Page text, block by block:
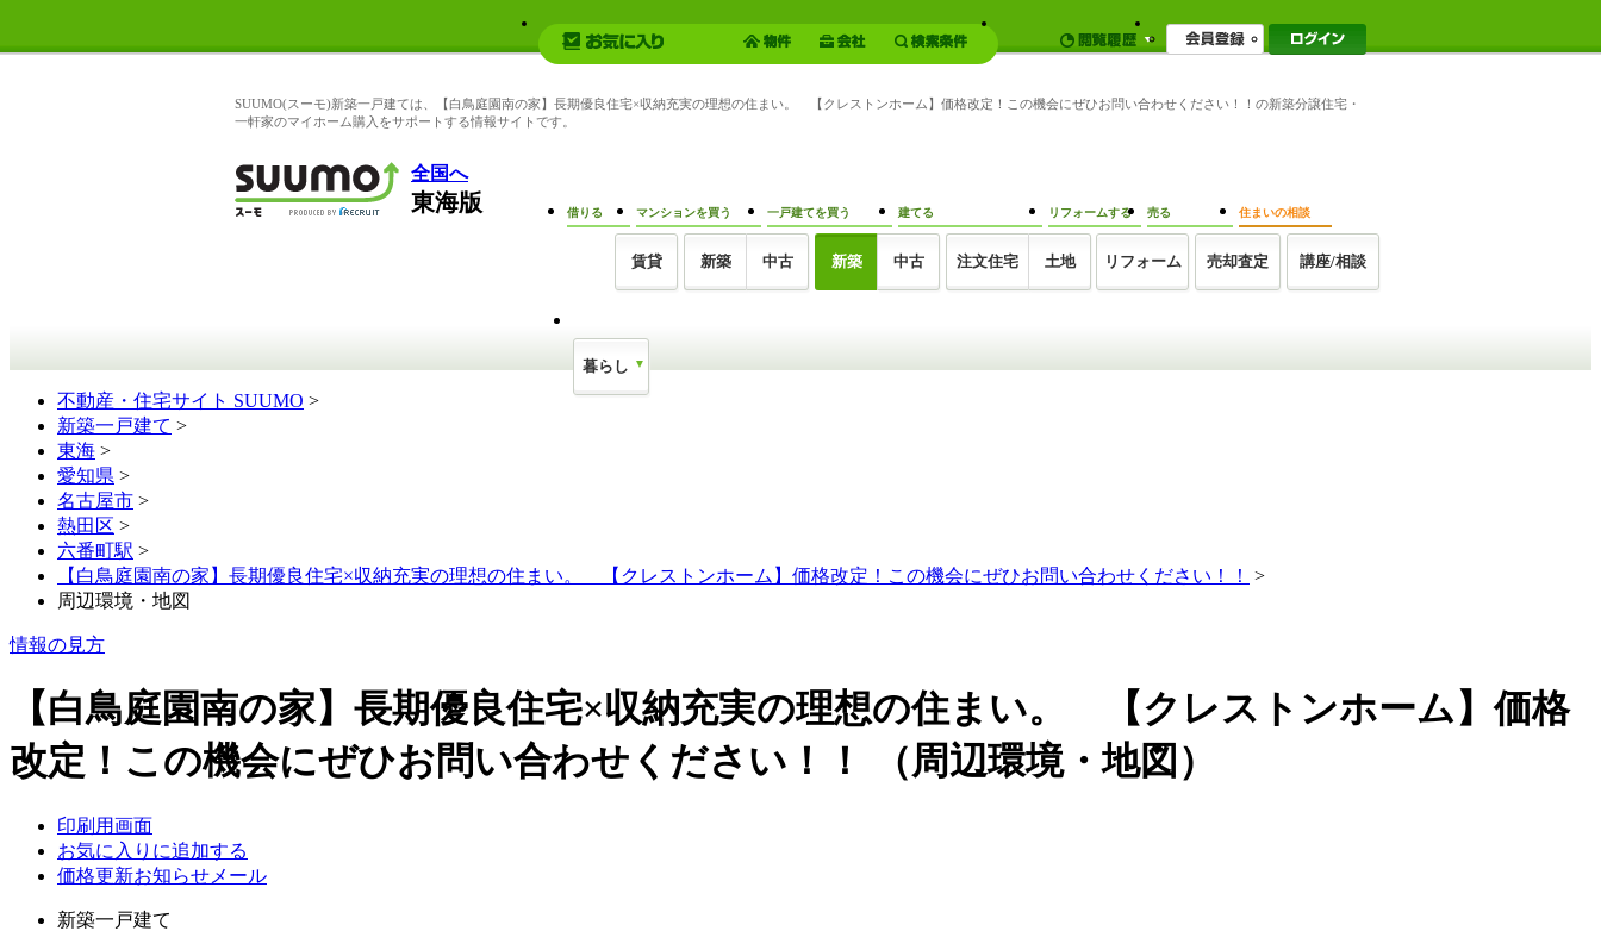
SUUMO(スーモ)新築一戸建ては、【白鳥庭園南の家】長期優良住宅×収納充実の理想の住まい。 【クレストンホーム】価格改定！この機会にぜひお問い合わせください！！の新築分譲住宅・
一軒家のマイホーム購入をサポートする情報サイトです。
全国へ
東海版 借りる
賃貸
マンションを買う
新築 中古
一戸建てを買う
新築 中古
建てる
注文住宅 土地
リフォームする
リフォーム
売る
売却査定
住まいの相談
講座/相談
暮らし
不動産・住宅サイト SUUMO >
新築一戸建て >
東海 >
愛知県 >
名古屋市 >
熱田区 >
六番町駅 >
【白鳥庭園南の家】長期優良住宅×収納充実の理想の住まい。 【クレストンホーム】価格改定！この機会にぜひお問い合わせください！！
>
周辺環境・地図
情報の見方
【白鳥庭園南の家】長期優良住宅×収納充実の理想の住まい。 【クレストンホーム】価格
改定！この機会にぜひお問い合わせください！！
（周辺環境・地図）
印刷用画面
お気に入りに追加する
価格更新お知らせメール
新築一戸建て